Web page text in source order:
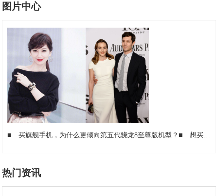
图片中心
■ 买旗舰手机，为什么更倾向第五代骁龙8至尊版机型？■ 想买一款个性又实力爆棚的手机，该怎么选？
热门资讯